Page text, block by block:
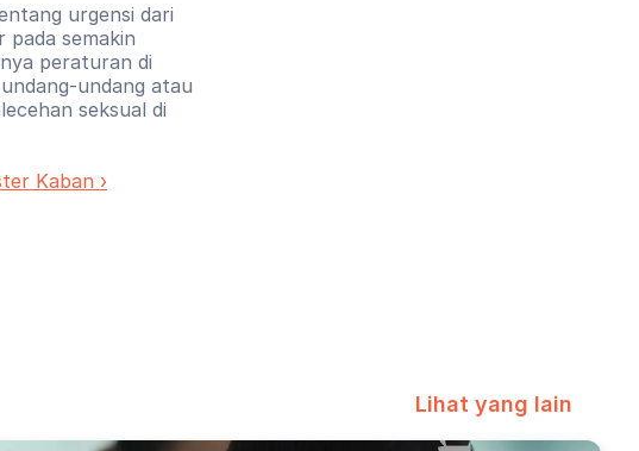
urgensi dari
pada semakin
peraturan di
undang atau
seksual di
Kaban ›
Lihat yang lain